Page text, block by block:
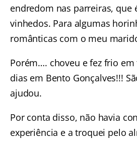
endredom nas parreiras, que
vinhedos. Para algumas
românticas com o meu
Porém…. choveu e fez frio
dias em Bento Gonçalves!!!
ajudou.
Por conta disso, não havia
experiência e a troquei pelo